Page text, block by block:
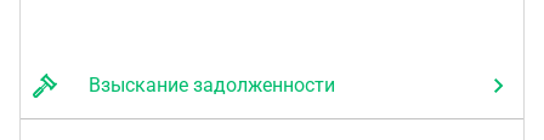
Взыскание задолженности